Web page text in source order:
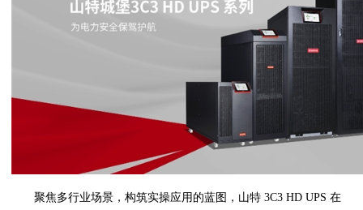
聚焦多行业场景，构筑实操应用的蓝图，山特 3C3 HD UPS 在